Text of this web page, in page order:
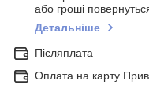
або гроші
Детальніше
Післяплата
Оплата на карту